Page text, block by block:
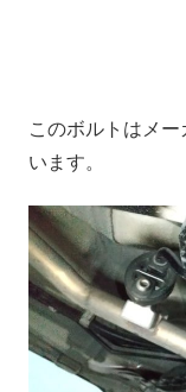
このボルトはメ
います。